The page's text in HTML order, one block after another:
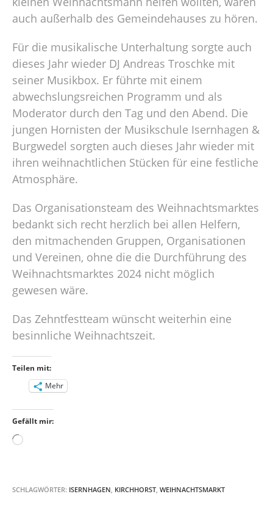
auch außerhalb des Gemeindehauses zu hören.
Für die musikalische Unterhaltung sorgte auch
dieses Jahr wieder DJ Andreas Troschke mit
seiner Musikbox. Er führte mit einem
abwechslungsreichen Programm und als
Moderator durch den Tag und den Abend. Die
jungen Hornisten der Musikschule Isernhagen &
Burgwedel sorgten auch dieses Jahr wieder mit
ihren weihnachtlichen Stücken für eine festliche
Atmosphäre.
Das Organisationsteam des Weihnachtsmarktes
bedankt sich recht herzlich bei allen Helfern,
den mitmachenden Gruppen, Organisationen
und Vereinen, ohne die die Durchführung des
Weihnachtsmarktes 2024 nicht möglich
gewesen wäre.
Das Zehntfestteam wünscht weiterhin eine
besinnliche Weihnachtszeit.
Teilen mit:
Mehr
Gefällt mir:
Wird
SCHLAGWÖRTER: ISERNHAGEN KIRCHHORST WEIHNACHTSMARKT